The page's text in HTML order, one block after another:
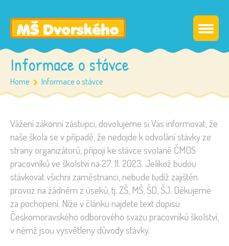
Informace o stávce
Home Informace o stávce
Vážení zákonní zástupci, dovolujeme si Vás informovat, že
naše škola se v případě, že nedojde k odvolání stávky ze
strany organizátorů, připojí ke stávce svolané ČMOS
pracovníků ve školství na 27. 11. 2023. Jelikož budou
stávkovat všichni zaměstnanci, nebude tudíž zajištěn
provoz na žádném z úseků, tj. ZŠ, MŠ, ŠD, ŠJ. Děkujeme
za pochopení. Níže v článku najdete text dopisu
Českomoravského odborového svazu pracovníků školství,
v němž jsou vysvětleny důvody stávky.